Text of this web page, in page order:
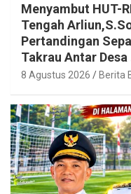
Menyambut HUT-
Tengah
Pertandingan
Takrau Antar Desa
8 Agustus 2026 Berita